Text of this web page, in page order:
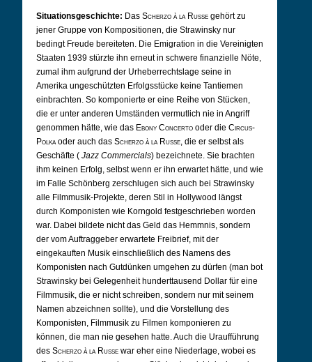
Situationsgeschichte: Das Scherzo à la Russe gehört zu
jener Gruppe von Kompositionen, die Strawinsky nur
bedingt Freude bereiteten. Die Emigration in die Vereinigten
Staaten 1939 stürzte ihn erneut in schwere finanzielle Nöte,
zumal ihm aufgrund der Urheberrechtslage seine in
Amerika ungeschützten Erfolgsstücke keine Tantiemen
einbrachten. So komponierte er eine Reihe von Stücken,
die er unter anderen Umständen vermutlich nie in Angriff
genommen hätte, wie das Ebony Concerto oder die Circus-
Polkaoder auch das Scherzo à la Russe, die er selbst als
Geschäfte ( Jazz Commercials) bezeichnete. Sie brachten
ihm keinen Erfolg, selbst wenn er ihn erwartet hätte, und wie
im Falle Schönberg zerschlugen sich auch bei Strawinsky
alle Filmmusik-Projekte, deren Stil in Hollywood längst
durch Komponisten wie Korngold festgeschrieben worden
war. Dabei bildete nicht das Geld das Hemmnis, sondern
der vom Auftraggeber erwartete Freibrief, mit der
eingekauften Musik einschließlich des Namens des
Komponisten nach Gutdünken umgehen zu dürfen (man bot
Strawinsky bei Gelegenheit hunderttausend Dollar für eine
Filmmusik, die er nicht schreiben, sondern nur mit seinem
Namen abzeichnen sollte), und die Vorstellung des
Komponisten, Filmmusik zu Filmen komponieren zu
können, die man nie gesehen hatte. Auch die Uraufführung
des Scherzo à la Russe war eher eine Niederlage, wobei es